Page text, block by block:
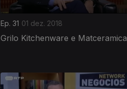
Ep. 31 01 dez. 2018
Grilo Kitchenware e Matceramica